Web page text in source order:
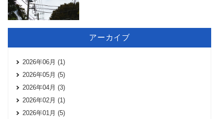
アーカイブ
2026年06月 (1)
2026年05月 (5)
2026年04月 (3)
2026年02月 (1)
2026年01月 (5)